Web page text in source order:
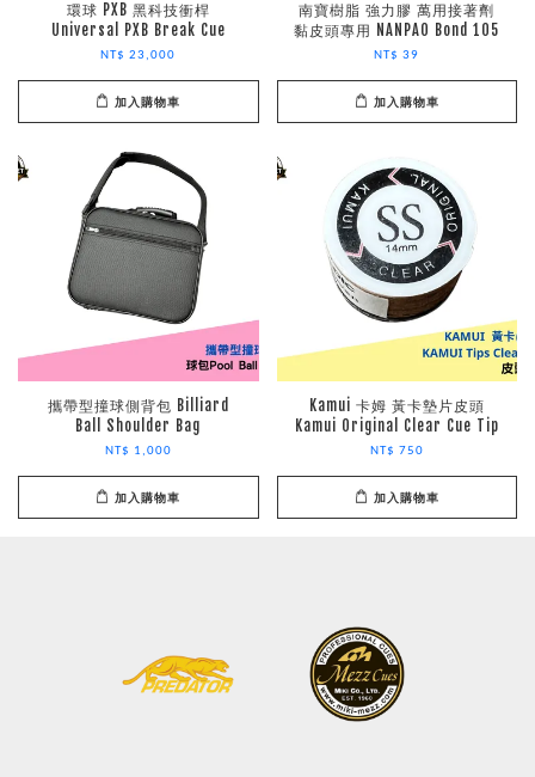
環球 PXB 黑科技衝桿
Universal PXB Break Cue
NT$ 23,000
加入購物車
南寶樹脂 強力膠 萬用接著劑
黏皮頭專用 NANPAO Bond 105
NT$ 39
加入購物車
攜帶型撞球側背包 Billiard
Ball Shoulder Bag
NT$ 1,000
加入購物車
Kamui 卡姆 黃卡墊片皮頭
Kamui Original Clear Cue Tip
NT$ 750
加入購物車